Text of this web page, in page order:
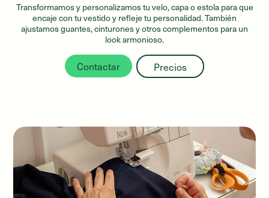
Transformamos y personalizamos tu velo, capa o estola para que
encaje con tu vestido y refleje tu personalidad. También
ajustamos guantes, cinturones y otros complementos para un
look armonioso.
Contactar Precios